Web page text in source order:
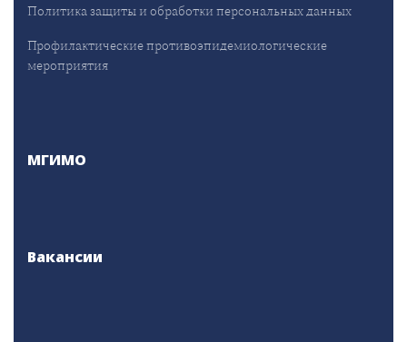
Политика защиты и обработки персональных данных
Профилактические противоэпидемиологические
мероприятия
МГИМО
Вакансии